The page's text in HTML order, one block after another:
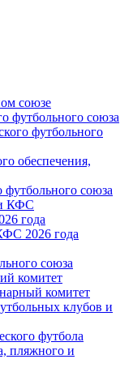
союзе
футбольного союза
футбольного
обеспечения,
союза
КФС
года
2026 года
союза
комитет
комитет
клубов и
футбола
пляжного и